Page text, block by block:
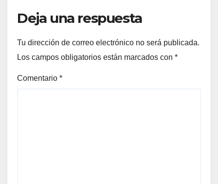
Deja una respuesta
Tu dirección de correo electrónico no será publicada.
Los campos obligatorios están marcados con *
Comentario *